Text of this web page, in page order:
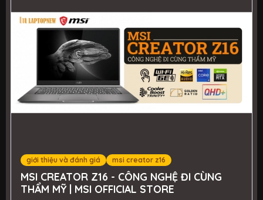
giới thiệu và đánh giá msi creator z16
MSI CREATOR Z16 - CÔNG NGHỆ ĐI CÙNG
THẨM MỸ | MSI OFFICIAL STORE